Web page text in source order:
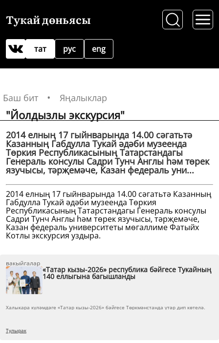
Тукай дөньясы
рус
тат eng
Баш бит Яңалыклар
"Йолдызлы экскурсия"
2014 елның 17 гыйнварында 14.00 сәгатьтә
Казанның Габдулла Тукай әдәби музеенда
Төркия Республикасының Татарстандагы
Генераль консулы Садри Тунч Англы һәм төрек
язучысы, тәрҗемәче, Казан федераль уни...
2014 елның 17 гыйнварында 14.00 сәгатьтә Казанның
Габдулла Тукай әдәби музеенда Төркия
Республикасының Татарстандагы Генераль консулы
Садри Тунч Англы һәм төрек язучысы, тәрҗемәче,
Казан федераль университеты мөгаллиме Фатыйх
Котлы экскурсия уздыра.
вакыйгалар
«Татар кызы-2026» республика бәйгесе Тукайның
140 еллыгына багышланды
Халыкара күләмдәге «Татар кызы-2026» бәйгесе Төркмәнстанда үтәр дип көтелә.
Тулырак